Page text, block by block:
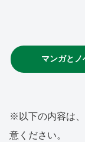
マンガと
※以下の内容は
意ください。